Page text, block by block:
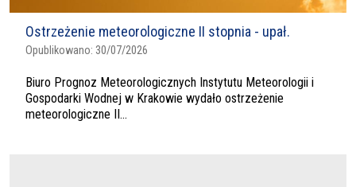
Ostrzeżenie meteorologiczne II stopnia - upał.
Opublikowano: 30/07/2026
Biuro Prognoz Meteorologicznych Instytutu Meteorologii i
Gospodarki Wodnej w Krakowie wydało ostrzeżenie
meteorologiczne II...